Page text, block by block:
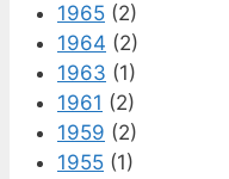
1965 (2)
1964 (2)
1963 (1)
1961 (2)
1959 (2)
1955 (1)